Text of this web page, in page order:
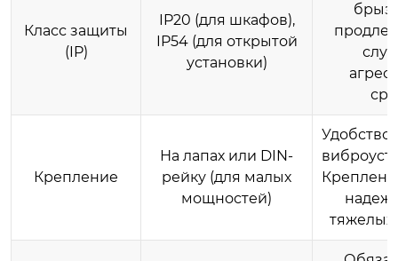
Класс защиты
(IP)
IP20 (для шкафов),
IP54 (для открытой
установки)
Крепление
На лапах или DIN-
рейку (для малых
мощностей)
Удобство
тяжелых